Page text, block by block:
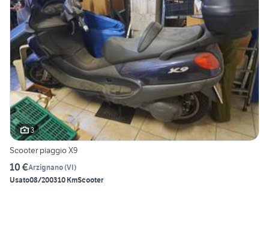
3
Scooter piaggio X9
10 €Arzignano(VI)
Usato08/200310 KmScooter